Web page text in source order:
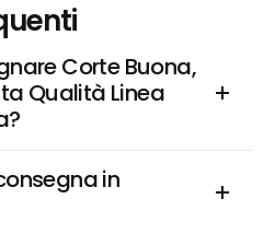
Corte Buona,
Qualità Linea
in